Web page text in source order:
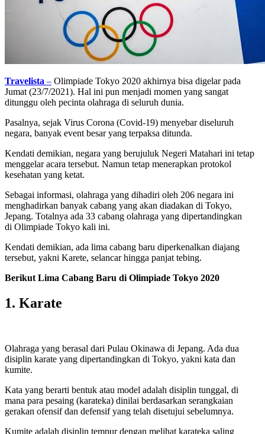
Travelista – Olimpiade Tokyo 2020 akhirnya bisa digelar pada
Jumat (23/7/2021). Hal ini pun menjadi momen yang sangat
ditunggu oleh pecinta olahraga di seluruh dunia.
Pasalnya, sejak Virus Corona (Covid-19) menyebar diseluruh
negara, banyak event besar yang terpaksa ditunda.
Kendati demikian, negara yang berujuluk Negeri Matahari ini tetap
menggelar acara tersebut. Namun tetap menerapkan protokol
kesehatan yang ketat.
Sebagai informasi, olahraga yang dihadiri oleh 206 negara ini
menghadirkan banyak cabang yang akan diadakan di Tokyo,
Jepang. Totalnya ada 33 cabang olahraga yang dipertandingkan
di Olimpiade Tokyo kali ini.
Kendati demikian, ada lima cabang baru diperkenalkan diajang
tersebut, yakni Karete, selancar hingga panjat tebing.
Berikut Lima Cabang Baru di Olimpiade Tokyo 2020
1. Karate
Olahraga yang berasal dari Pulau Okinawa di Jepang. Ada dua
disiplin karate yang dipertandingkan di Tokyo, yakni kata dan
kumite.
Kata yang berarti bentuk atau model adalah disiplin tunggal, di
mana para pesaing (karateka) dinilai berdasarkan serangkaian
gerakan ofensif dan defensif yang telah disetujui sebelumnya.
Kumite adalah disiplin tempur dengan melihat karateka saling